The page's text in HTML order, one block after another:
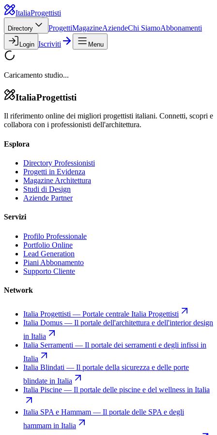
ItaliaProgettisti
Directory ProgettiMagazineAziendeChi SiamoAbbonamenti
Login Iscriviti Menu
Caricamento studio...
ItaliaProgettisti
Il riferimento online dei migliori progettisti italiani. Connetti, scopri e
collabora con i professionisti dell'architettura.
Esplora
Directory Professionisti
Progetti in Evidenza
Magazine Architettura
Studi di Design
Aziende Partner
Servizi
Profilo Professionale
Portfolio Online
Lead Generation
Piani Abbonamento
Supporto Cliente
Network
Italia Progettisti — Portale centrale Italia Progettisti
Italia Domus — Il portale dell'architettura e dell'interior design
in Italia
Italia Serramenti — Il portale dei serramenti e degli infissi in
Italia
Italia Blindati — Il portale della sicurezza e delle porte
blindate in Italia
Italia Piscine — Il portale delle piscine e del wellness in Italia
Italia SPA e Hammam — Il portale delle SPA e degli
hammam in Italia